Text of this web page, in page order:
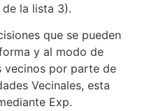
la lista 3).
que se pueden
y al modo de
vecinos por parte de
Vecinales, esta
Exp.